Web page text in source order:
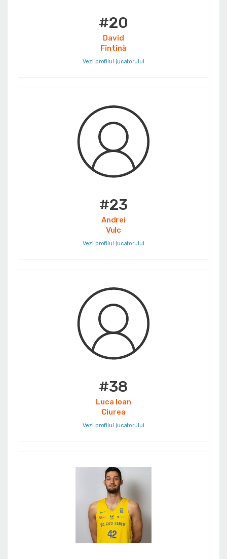
#20
David
Fîntînă
Vezi profilul jucatorului
#23
Andrei
Vulc
Vezi profilul jucatorului
#38
Luca Ioan
Ciurea
Vezi profilul jucatorului